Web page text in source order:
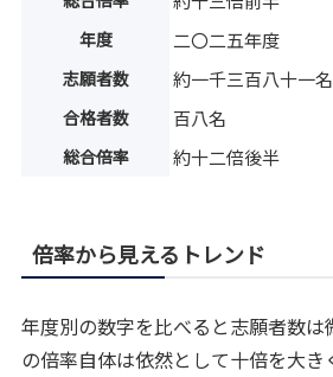
年度 二〇二五年度
志願者数 約一千三百八十一名
合格者数 百八名
総合倍率 約十二倍後半
倍率から見えるトレンド
年度別の数字を比べると志願者数は
の倍率自体は依然として十倍を大き